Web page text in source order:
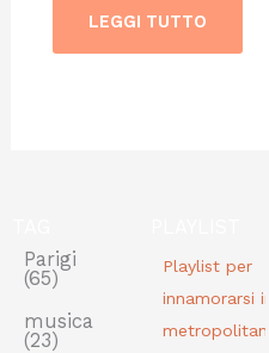
LEGGI TUTTO
Playlist per
innamorarsi in
metropolitana
Parigi
(65)
musica
(23)